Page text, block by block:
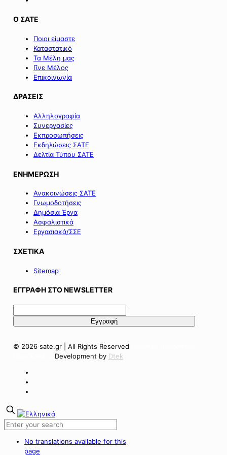
Ο ΣΑΤΕ
Ποιοι είμαστε
Καταστατικό
Τα Μέλη μας
Γίνε Μέλος
Επικοινωνία
ΔΡΑΣΕΙΣ
Αλληλογραφία
Συνεργασίες
Εκπροσωπήσεις
Εκδηλώσεις ΣΑΤΕ
Δελτία Τύπου ΣΑΤΕ
ΕΝΗΜΕΡΩΣΗ
Ανακοινώσεις ΣΑΤΕ
Γνωμοδοτήσεις
Δημόσια Έργα
Ασφαλιστικά
Εργασιακά/ΣΣΕ
ΣΧΕΤΙΚΑ
Sitemap
ΕΓΓΡΑΦΗ ΣΤΟ NEWSLETTER
© 2026 sate.gr | All Rights Reserved
Development by Dtek
No translations available for this
page